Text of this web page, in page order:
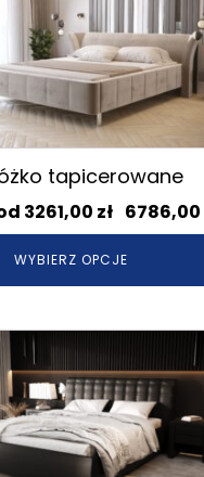
tapicerowane
3261,00 zł– 6786,00
WYBIERZ OPCJE